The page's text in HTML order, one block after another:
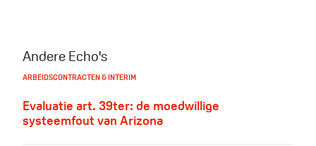
Andere Echo's
ARBEIDSCONTRACTEN & INTERIM
Evaluatie art. 39ter: de moedwillige
systeemfout van Arizona